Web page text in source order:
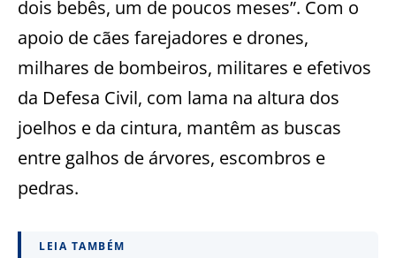
dois bebês, um de poucos meses”. Com o
apoio de cães farejadores e drones,
milhares de bombeiros, militares e efetivos
da Defesa Civil, com lama na altura dos
joelhos e da cintura, mantêm as buscas
entre galhos de árvores, escombros e
pedras.
LEIA TAMBÉM